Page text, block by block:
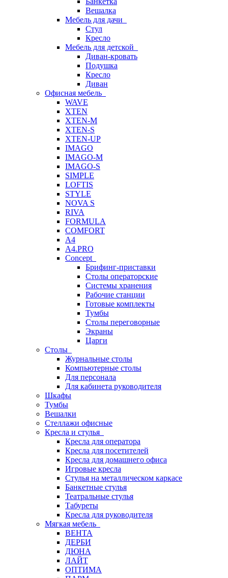
Вешалка
Мебель для дачи
Стул
Кресло
Мебель для детской
Диван-кровать
Подушка
Кресло
Диван
Офисная мебель
WAVE
XTEN
XTEN-M
XTEN-S
XTEN-UP
IMAGO
IMAGO-M
IMAGO-S
SIMPLE
LOFTIS
STYLE
NOVA S
RIVA
FORMULA
COMFORT
A4
A4.PRO
Concept
Брифинг-приставки
Столы операторские
Системы хранения
Рабочие станции
Готовые комплекты
Тумбы
Столы переговорные
Экраны
Царги
Столы
Журнальные столы
Компьютерные столы
Для персонала
Для кабинета руководителя
Шкафы
Тумбы
Вешалки
Стеллажи офисные
Кресла и стулья
Кресла для оператора
Кресла для посетителей
Кресла для домашнего офиса
Игровые кресла
Стулья на металлическом каркасе
Банкетные стулья
Театральные стулья
Табуреты
Кресла для руководителя
Мягкая мебель
ВЕНТА
ДЕРБИ
ДЮНА
ЛАЙТ
ОПТИМА